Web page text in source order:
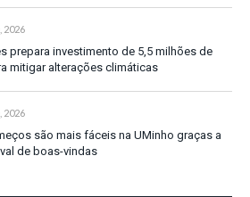
2026
prepara investimento de 5,5 milhões de
mitigar alterações climáticas
2026
são mais fáceis na UMinho graças a
de boas-vindas